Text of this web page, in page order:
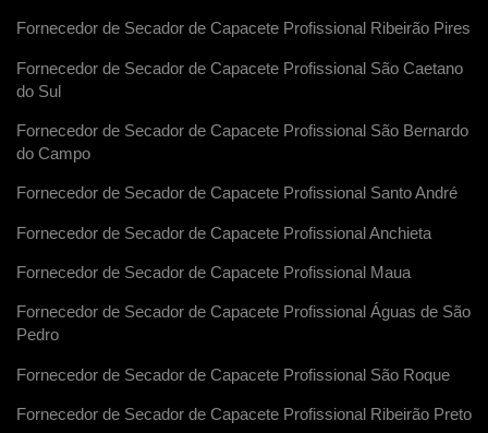
Fornecedor de Secador de Capacete Profissional Ribeirão Pires
Fornecedor de Secador de Capacete Profissional São Caetano
do Sul
Fornecedor de Secador de Capacete Profissional São Bernardo
do Campo
Fornecedor de Secador de Capacete Profissional Santo André
Fornecedor de Secador de Capacete Profissional Anchieta
Fornecedor de Secador de Capacete Profissional Maua
Fornecedor de Secador de Capacete Profissional Águas de São
Pedro
Fornecedor de Secador de Capacete Profissional São Roque
Fornecedor de Secador de Capacete Profissional Ribeirão Preto